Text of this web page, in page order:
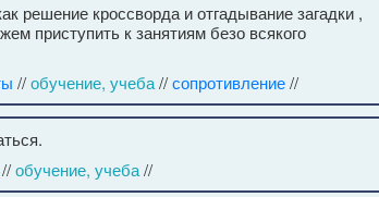
решение кроссворда и отгадывание загадки ,
приступить к занятиям безо всякого
//обучение, учеба//сопротивление//
//обучение, учеба//